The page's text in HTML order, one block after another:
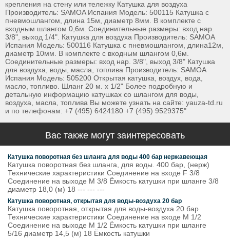
крепления на стену или тележку Катушка для воздуха
Производитель: SAMOA Испания Модель: 500115 Катушка с
пневмошлангом, длина 15м, диаметр 8мм. В комплекте с
входным шлангом 0,6м. Соединительные размеры: вход нар.
3/8", выход 1/4". Катушка для воздуха Производитель: SAMOA
Испания Модель: 500116 Катушка с пневмошлангом, длина12м,
диаметр 10мм. В комплекте с входным шлангом 0,6м.
Соединительные размеры: вход нар. 3/8", выход 3/8" Катушка
для воздуха, воды, масла, топлива Производитель: SAMOA
Испания Модель: 505200 Открытая катушка, воздух, вода,
масло, топливо. Шланг 20 м. x 1/2" Более подробную и
детальную информацию катушках со шлангом для воды,
воздуха, масла, топлива Вы можете узнать на сайте: yauza-td.ru
и по телефонам: +7 (495) 6424180 +7 (495) 9529375"
Вас также могут заинтересовать
Катушка поворотная без шланга для воды 400 бар нержавеющая
Катушка поворотная без шланга, для воды. 400 бар, (нерж)
Технические характеристики Соединение на входе F 3/8
Соединение на выходе M 3/8 Ёмкость катушки при шланге 3/8
диаметр 18,0 (м) 18 --- --- ---
Катушка поворотная, открытая для воды-воздуха 20 бар
Катушка поворотная, открытая для воды-воздуха 20 бар
Технические характеристики Соединение на входе M 1/2
Соединение на выходе M 1/2 Ёмкость катушки при шланге
5/16 диаметр 14,5 (м) 18 Ёмкость катушки